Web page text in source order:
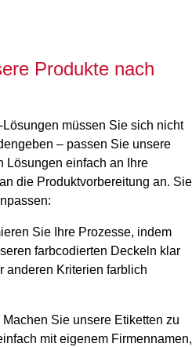
Produkte nach
müssen Sie sich nicht
– passen Sie unsere
Lösungen einfach an Ihre
die Produktvorbereitung an. Sie
Sie Ihre Prozesse, indem
farbcodierten Deckeln klar
anderen Kriterien farblich
Machen Sie unsere Etiketten zu
mit eigenem Firmennamen,